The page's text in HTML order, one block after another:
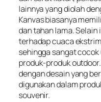
lainnya yang diolah
Kanvas biasanya
dan tahan lama. Selain
terhadap cuaca
sehingga sangat
produk-produk
dengan desain yang
digunakan dalam
souvenir.